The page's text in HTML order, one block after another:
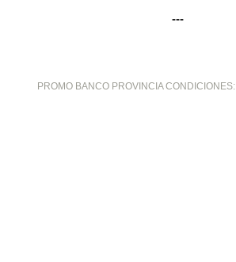
---
PROMO BANCO PROVINCIA CONDICIONES: